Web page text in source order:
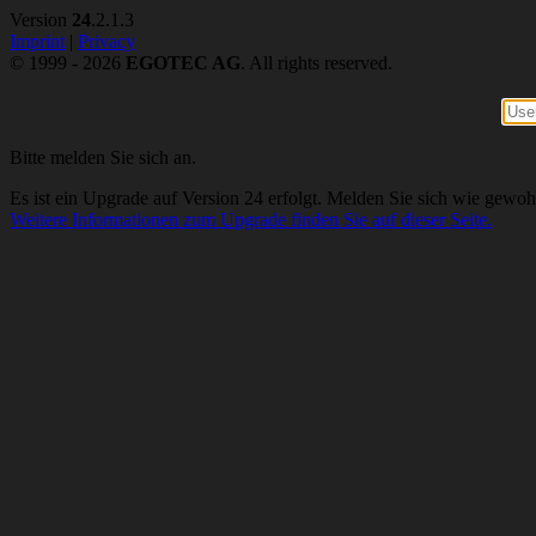
Version 24.2.1.3
Imprint | Privacy
© 1999 - 2026 EGOTEC AG. All rights reserved.
Bitte melden Sie sich an.
Es ist ein Upgrade auf Version 24 erfolgt. Melden Sie sich wie
Weitere Informationen zum Upgrade finden Sie auf dieser Seite.